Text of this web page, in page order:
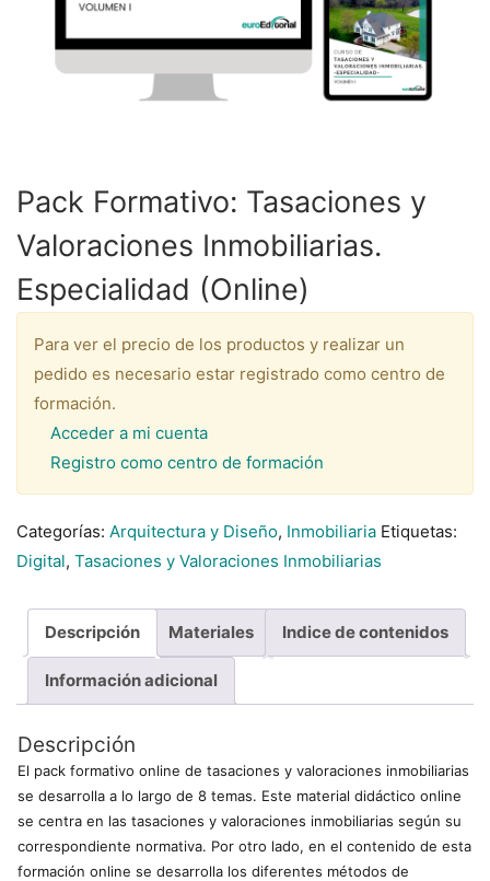
Pack Formativo: Tasaciones y
Valoraciones Inmobiliarias.
Especialidad (Online)
Para ver el precio de los productos y realizar un
pedido es necesario estar registrado como centro de
formación.
Acceder a mi cuenta
Registro como centro de formación
Categorías: Arquitectura y Diseño, Inmobiliaria Etiquetas:
Digital, Tasaciones y Valoraciones Inmobiliarias
Descripción Materiales Indice de contenidos
Información adicional
Descripción
El pack formativo online de tasaciones y valoraciones inmobiliarias
se desarrolla a lo largo de 8 temas. Este material didáctico online
se centra en las tasaciones y valoraciones inmobiliarias según su
correspondiente normativa. Por otro lado, en el contenido de esta
formación online se desarrolla los diferentes métodos de